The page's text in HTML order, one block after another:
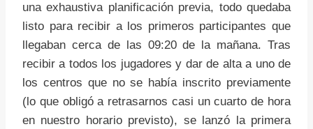
una exhaustiva planificación previa, todo quedaba
listo para recibir a los primeros participantes que
llegaban cerca de las 09:20 de la mañana. Tras
recibir a todos los jugadores y dar de alta a uno de
los centros que no se había inscrito previamente
(lo que obligó a retrasarnos casi un cuarto de hora
en nuestro horario previsto), se lanzó la primera